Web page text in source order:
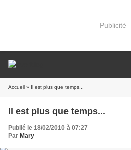
Publicité
Accueil » Il est plus que temps...
Il est plus que temps...
Publié le 18/02/2010 à 07:27
Par Mary